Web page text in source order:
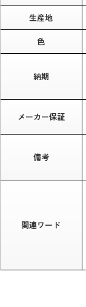
生産地
色
納期
メーカー保証
備考
関連ワード